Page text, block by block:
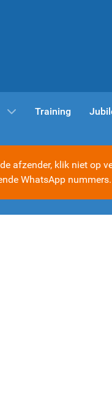
Training
afzender, klik niet op
WhatsApp nummers.